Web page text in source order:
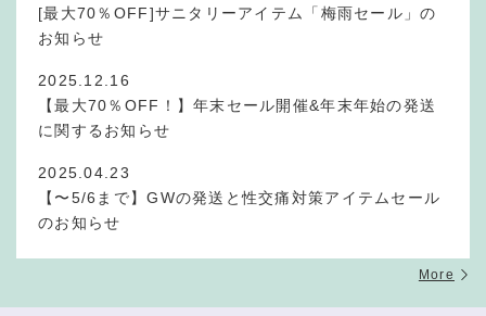
[最大70％OFF]サニタリーアイテム「梅雨セール」の
お知らせ
2025.12.16
【最大70％OFF！】年末セール開催&年末年始の発送
に関するお知らせ
2025.04.23
【〜5/6まで】GWの発送と性交痛対策アイテムセール
のお知らせ
More